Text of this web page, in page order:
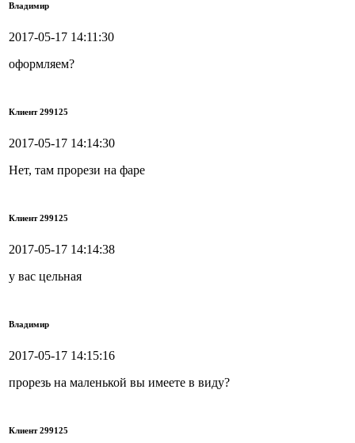
Владимир
2017-05-17 14:11:30
оформляем?
Клиент 299125
2017-05-17 14:14:30
Нет, там прорези на фаре
Клиент 299125
2017-05-17 14:14:38
у вас цельная
Владимир
2017-05-17 14:15:16
прорезь на маленькой вы имеете в виду?
Клиент 299125